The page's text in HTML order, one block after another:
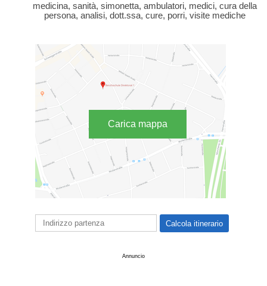
medicina, sanità, simonetta, ambulatori, medici, cura della
persona, analisi, dott.ssa, cure, porri, visite mediche
Carica mappa
Annuncio